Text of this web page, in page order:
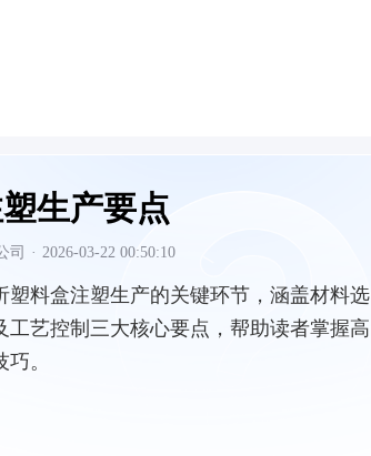
生产要点
司 · 2026-03-22 00:50:10
塑料盒注塑生产的关键环节，涵盖材料选
工艺控制三大核心要点，帮助读者掌握高
。